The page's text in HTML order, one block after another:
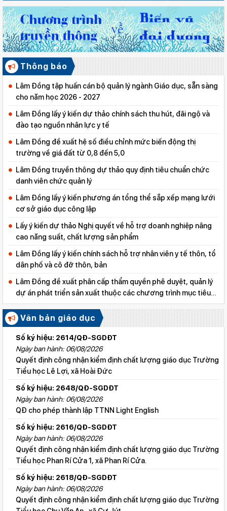
Thông báo
Lâm Đồng tập huấn cán bộ quản lý ngành Giáo dục, sẵn sàng
cho năm học 2026 - 2027
Lâm Đồng lấy ý kiến dự thảo chính sách thu hút, đãi ngộ và
đào tạo nguồn nhân lực y tế
Lâm Đồng đề xuất hệ số điều chỉnh mức biến động thị
trường về giá đất từ 0,8 đến 5,0
Lâm Đồng truyền thông dự thảo quy định tiêu chuẩn chức
danh viên chức quản lý
Lâm Đồng lấy ý kiến phương án tổng thể sắp xếp mạng lưới
cơ sở giáo dục công lập
Lấy ý kiến dự thảo Nghị quyết về hỗ trợ doanh nghiệp nâng
cao năng suất, chất lượng sản phẩm
Lâm Đồng lấy ý kiến chính sách hỗ trợ nhân viên y tế thôn, tổ
dân phố và cô đỡ thôn, bản
Lâm Đồng đề xuất phân cấp thẩm quyền phê duyệt, quản lý
dự án phát triển sản xuất thuộc các chương trình mục tiêu
quốc gia
Văn bản giáo dục
Số ký hiệu: 2614/QĐ-SGDĐT
Ngày ban hành: 06/08/2026
Quyết định công nhận kiểm định chất lượng giáo dục Trường
Tiểu học Lê Lợi, xã Hoài Đức
Số ký hiệu: 2648/QĐ-SGDĐT
Ngày ban hành: 06/08/2026
QĐ cho phép thành lập TTNN Light English
Số ký hiệu: 2616/QĐ-SGDĐT
Ngày ban hành: 06/08/2026
Quyết định công nhận kiểm định chất lượng giáo dục Trường
Tiểu học Phan Rí Cửa 1, xã Phan Rí Cửa.
Số ký hiệu: 2618/QĐ-SGDĐT
Ngày ban hành: 06/08/2026
Quyết định công nhận kiểm định chất lượng giáo dục Trường